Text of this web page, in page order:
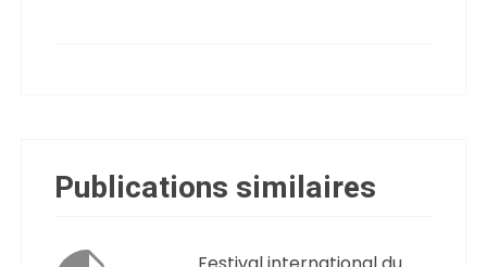
Publications similaires